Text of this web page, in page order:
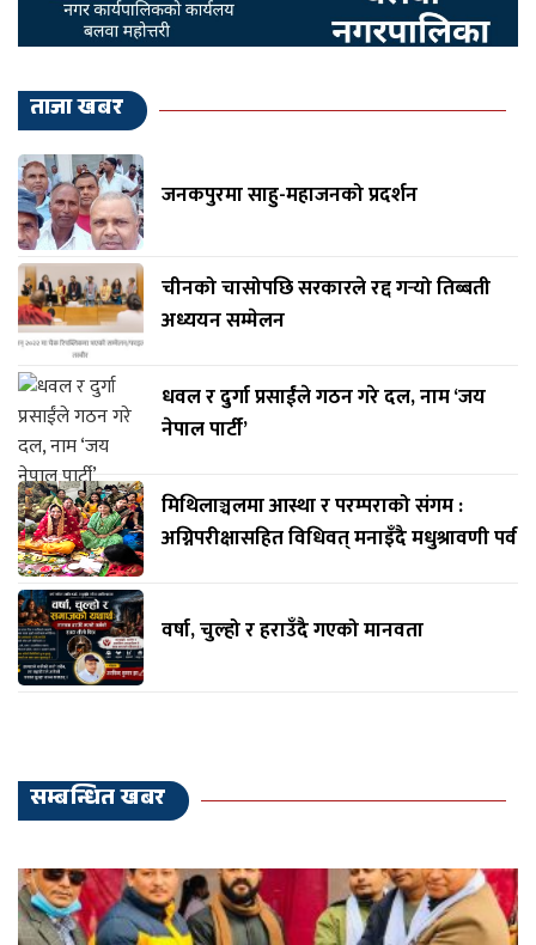
ताजा खबर
जनकपुरमा साहु-महाजनको प्रदर्शन
चीनको चासोपछि सरकारले रद्द गर्‍यो तिब्बती
अध्ययन सम्मेलन
धवल र दुर्गा प्रसाईंले गठन गरे दल, नाम ‘जय
नेपाल पार्टी’
मिथिलाञ्चलमा आस्था र परम्पराको संगम :
अग्निपरीक्षासहित विधिवत् मनाइँदै मधुश्रावणी पर्व
वर्षा, चुल्हो र हराउँदै गएको मानवता
सम्बन्धित खबर